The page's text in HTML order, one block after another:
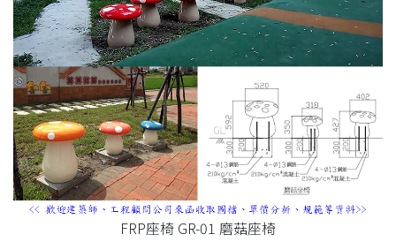
FRP座椅 GR-01 磨菇座椅